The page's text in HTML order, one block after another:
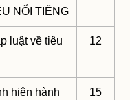
NỔI TIẾNG
luật về tiêu
12
hiện hành
15